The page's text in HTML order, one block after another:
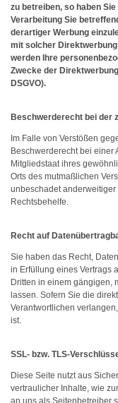
zu betreiben, so haben
Verarbeitung Sie
derartiger Werbung
mit solcher
werden Ihre
Zwecke der
DSGVO).
Beschwerderecht bei der
Im Falle von Verstößen
Beschwerderecht bei einer
Mitgliedstaat ihres
Orts des mutmaßlichen
unbeschadet
Rechtsbehelfe.
Recht auf
Sie haben das Recht,
in Erfüllung eines Vertrags
Dritten in einem gängigen,
lassen. Sofern Sie die
Verantwortlichen
ist.
SSL- bzw. TLS-
Diese Seite nutzt aus
vertraulicher Inhalte, wie
an uns als Seitenbetreiber